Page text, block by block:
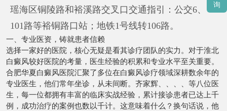
瑶海区铜陵路和裕溪路交叉口交通指引：公交6、
101路等裕铜路口站；地铁1号线转106路。
一、专业医资，铸就患者信赖
选择一家好的医院，核心无疑是看其诊疗团队的实力。对于淮北
白癜风较好医院的考量，医生经验的积累和专业水平至关重要。
合肥华夏白癜风医院汇聚了多位在白癜风诊疗领域深耕数余年的
专业医生，他们常年坐诊，从未间断。齐家辉、、、、等八位医
生，每一位都拥有丰富的临床实战经验，累计接诊患者已达上千
例，成功治疗的案例也数以千计。这意味着什么？换句话说，他
询